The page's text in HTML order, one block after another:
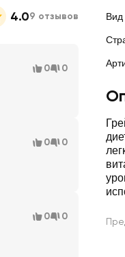
Вид
4.09 отзывов
0 0
0 0
0 0